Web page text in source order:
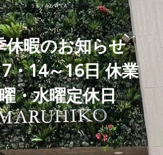
休暇のお知らせ
・14～16日 休業
・水曜定休日